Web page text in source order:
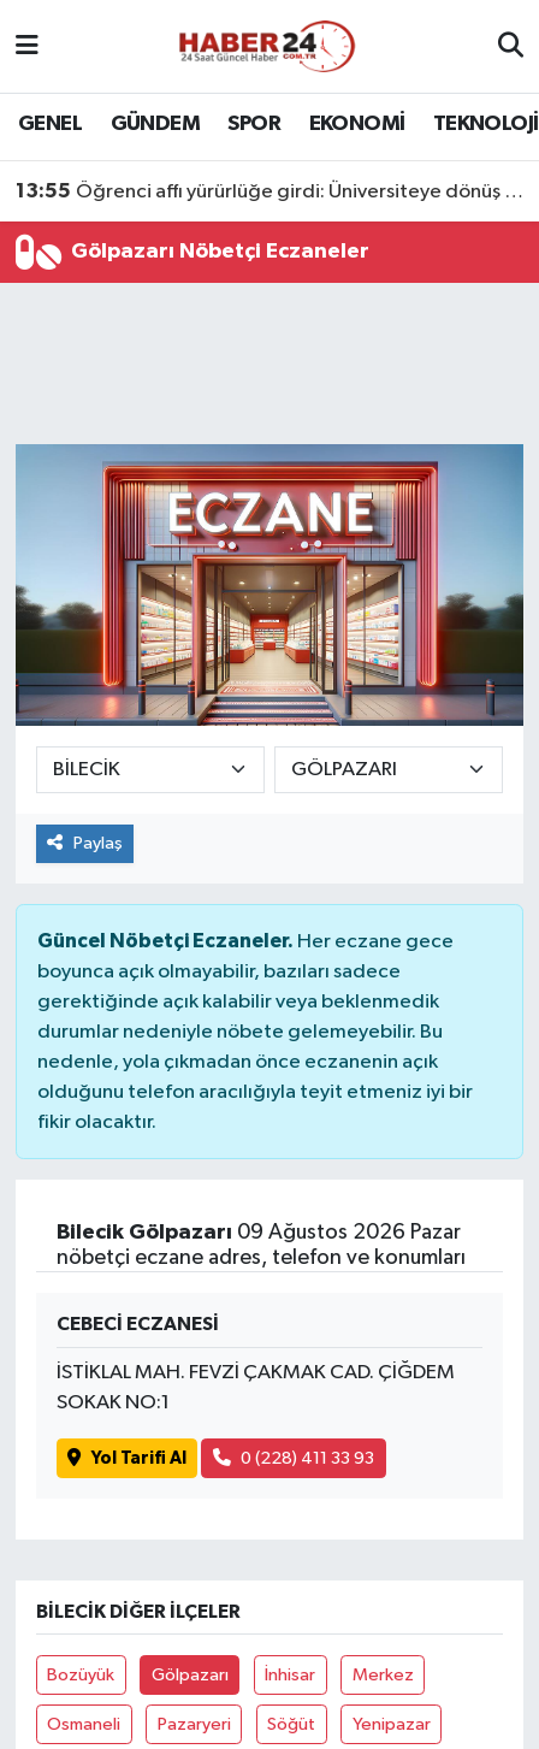
GENEL GÜNDEM SPOR EKONOMİ TEKNOLOJİ
13:55 Öğrenci affı yürürlüğe girdi: Üniversiteye dönüş yolu açıldı
Gölpazarı Nöbetçi Eczaneler
Paylaş
Güncel Nöbetçi Eczaneler. Her eczane gece
boyunca açık olmayabilir, bazıları sadece
gerektiğinde açık kalabilir veya beklenmedik
durumlar nedeniyle nöbete gelemeyebilir. Bu
nedenle, yola çıkmadan önce eczanenin açık
olduğunu telefon aracılığıyla teyit etmeniz iyi bir
fikir olacaktır.
Bilecik Gölpazarı 09 Ağustos 2026 Pazar
nöbetçi eczane adres, telefon ve konumları
CEBECİ ECZANESİ
İSTİKLAL MAH. FEVZİ ÇAKMAK CAD. ÇİĞDEM
SOKAK NO:1
Yol Tarifi Al 0 (228) 411 33 93
BILECIK DIĞER İLÇELER
Bozüyük Gölpazarı İnhisar Merkez
Osmaneli Pazaryeri Söğüt Yenipazar
Nöbetçi Eczaneler
Son Dakika Haberleri
Haber Arşivi